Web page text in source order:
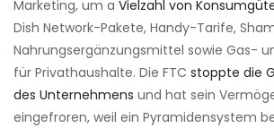
Marketing, um a Vielzahl von
Dish Network-Pakete, Handy-Tarife,
Nahrungsergänzungsmittel sowie Gas-
für Privathaushalte. Die FTC stoppte die
des Unternehmens und hat sein
eingefroren, weil ein Pyramidensystem